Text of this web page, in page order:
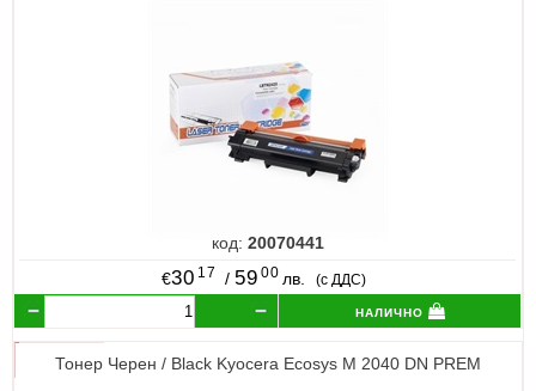
код: 20070441
€30 17 / 59 00 лв. (с ДДС)
налично
Тонер Черен / Black Kyocera Ecosys M 2040 DN PREM